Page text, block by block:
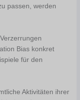
passen, werden
Bias konkret
für den
Aktivitäten ihrer